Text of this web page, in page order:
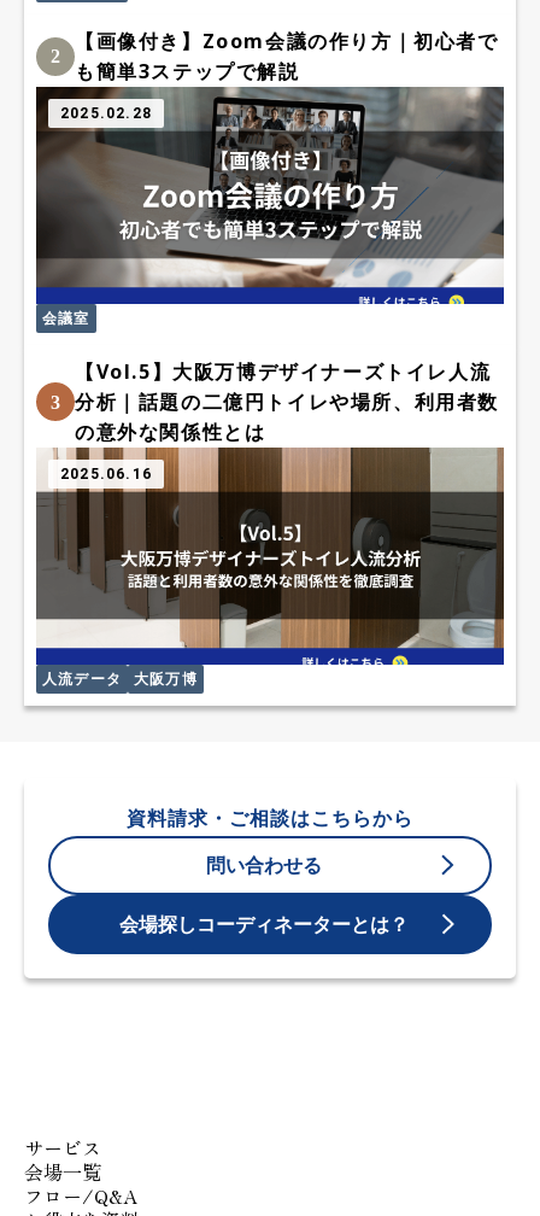
2
【画像付き】Zoom会議の作り方｜初心者で
も簡単3ステップで解説
2025.02.28
会議室
3
【Vol.5】大阪万博デザイナーズトイレ人流
分析｜話題の二億円トイレや場所、利用者数
の意外な関係性とは
2025.06.16
人流データ 大阪万博
資料請求・ご相談はこちらから
問い合わせる
会場探しコーディネーターとは？
サービス
会場一覧
フロー/Q&A